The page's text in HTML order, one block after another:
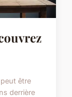
être
derrière